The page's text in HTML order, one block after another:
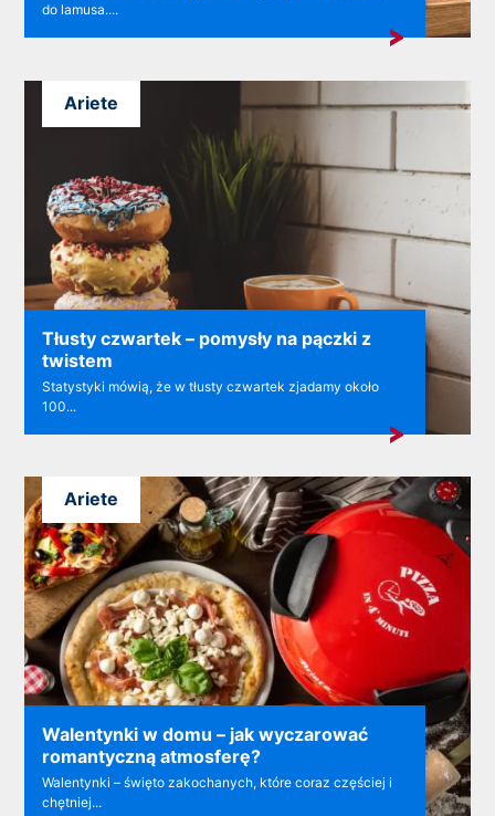
do lamusa....
Tłusty czwartek – pomysły na pączki z
twistem
Statystyki mówią, że w tłusty czwartek zjadamy około
100...
Ariete
Walentynki w domu – jak wyczarować
romantyczną atmosferę?
Walentynki – święto zakochanych, które coraz częściej i
chętniej...
Ariete